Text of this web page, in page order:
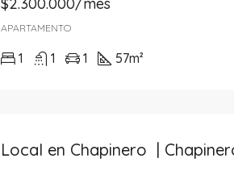
$2.300.000/mes
APARTAMENTO
1 1 1 57m²
Local en Chapinero |